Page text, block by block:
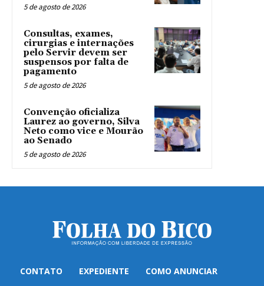
5 de agosto de 2026
Consultas, exames,
cirurgias e internações
pelo Servir devem ser
suspensos por falta de
pagamento
5 de agosto de 2026
Convenção oficializa
Laurez ao governo, Silva
Neto como vice e Mourão
ao Senado
5 de agosto de 2026
CONTATO EXPEDIENTE COMO ANUNCIAR